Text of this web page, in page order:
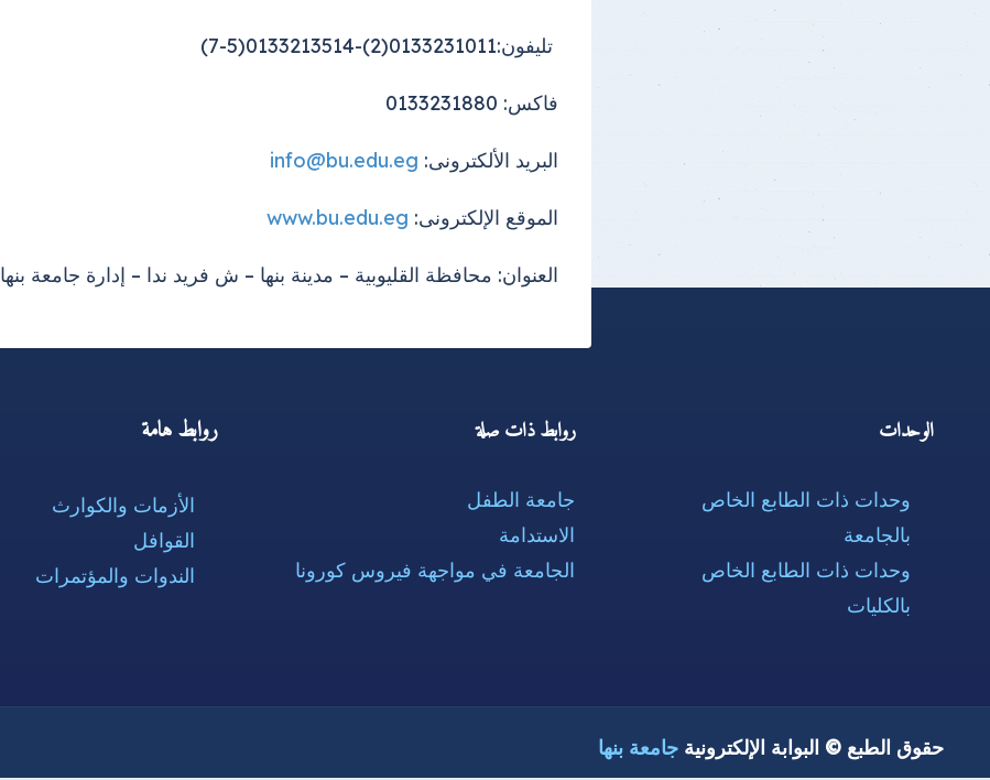
تليفون:0133231011(2)-0133213514(5-7)
فاكس: 0133231880
البريد الألكترونى: info@bu.edu.eg
الموقع الإلكترونى: www.bu.edu.eg
العنوان: محافظة القليوبية – مدينة بنها – ش فريد ندا – إدارة جامعة بنها
الوحدات
وحدات ذات الطابع الخاص
بالجامعة
وحدات ذات الطابع الخاص
بالكليات
روابط ذات صلة
جامعة الطفل
الاستدامة
الجامعة في مواجهة فيروس كورونا
روابط هامة
الأزمات والكوارث
القوافل
الندوات والمؤتمرات
حقوق الطبع © البوابة الإلكترونية جامعة بنها